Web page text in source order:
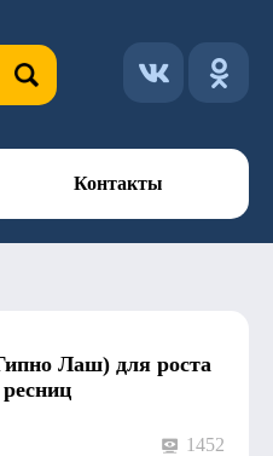
Контакты
Лаш) для роста
ресниц
1452